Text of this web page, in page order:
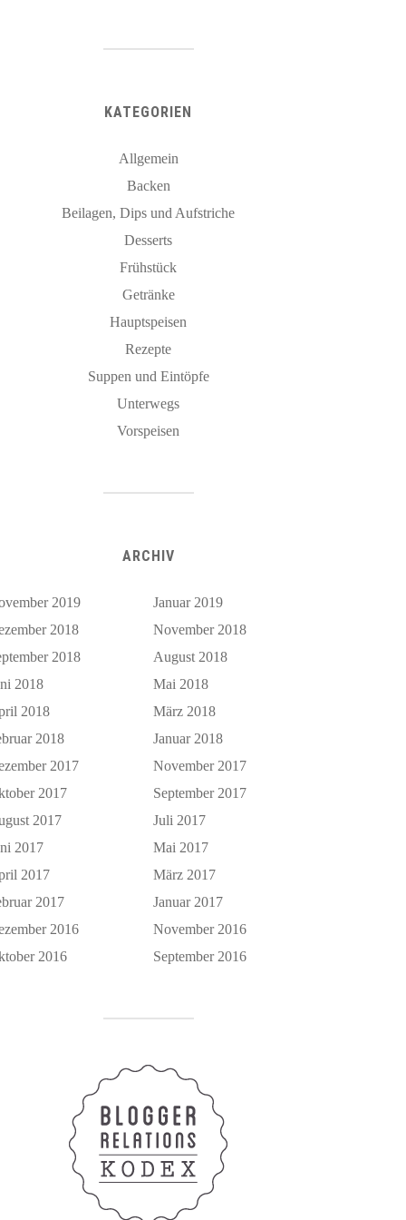
KATEGORIEN
Allgemein
Backen
Beilagen, Dips und Aufstriche
Desserts
Frühstück
Getränke
Hauptspeisen
Rezepte
Suppen und Eintöpfe
Unterwegs
Vorspeisen
ARCHIV
2019
Januar 2019
2018
November 2018
2018
August 2018
2018
Mai 2018
2018
März 2018
2018
Januar 2018
2017
November 2017
2017
September 2017
2017
Juli 2017
2017
Mai 2017
2017
März 2017
2017
Januar 2017
2016
November 2016
2016
September 2016